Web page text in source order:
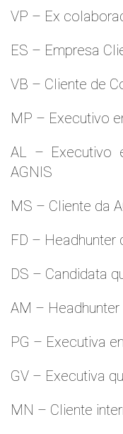
VP – Ex
ES – Empresa
VB – Cliente de
MP – Executivo
AL – Executivo
AGNIS
MS – Cliente da
FD – Headhunter
DS – Candidata
AM – Headhunter
PG – Executiva
GV – Executiva
MN – Cliente